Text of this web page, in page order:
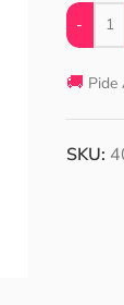
-
🚚 Pide
SKU: